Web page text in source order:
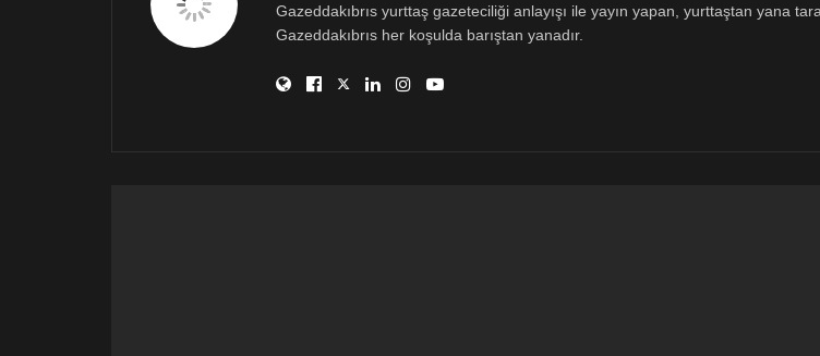
Gazeddakıbrıs yurttaş gazeteciliği anlayışı ile yayın yapan, yurttaştan yana
Gazeddakıbrıs her koşulda barıştan yanadır.